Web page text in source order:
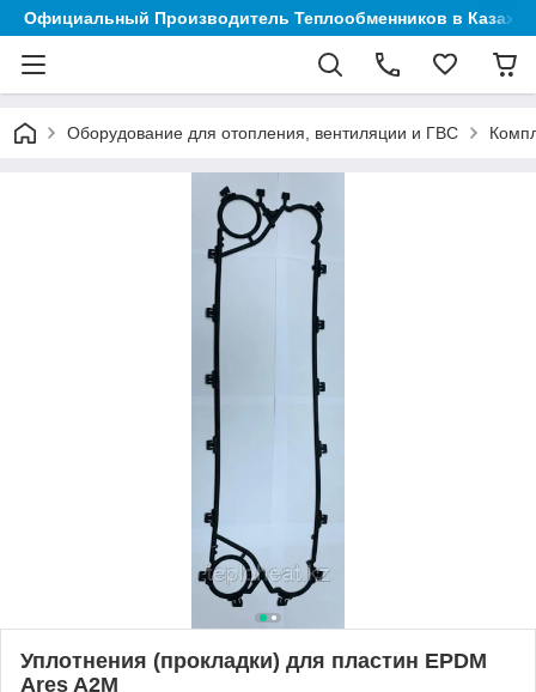
Официальный Производитель Теплообменников в
Оборудование для отопления, вентиляции и ГВС
Уплотнения (прокладки) для пластин EPDM
Ares A2M